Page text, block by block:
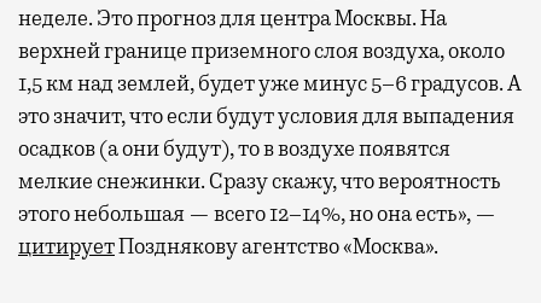
неделе. Это прогноз для центра Москвы. На
верхней границе приземного слоя воздуха, около
1,5 км над землей, будет уже минус 5–6 градусов. А
это значит, что если будут условия для выпадения
осадков (а они будут), то в воздухе появятся
мелкие снежинки. Сразу скажу, что вероятность
этого небольшая — всего 12–14%, но она есть», —
цитируетПозднякову агентство «Москва».